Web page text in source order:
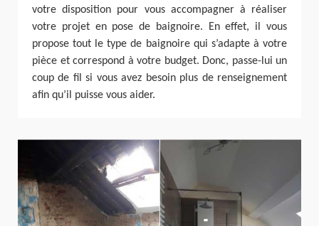
votre disposition pour vous accompagner à réaliser
votre projet en pose de baignoire. En effet, il vous
propose tout le type de baignoire qui s’adapte à votre
pièce et correspond à votre budget. Donc, passe-lui un
coup de fil si vous avez besoin plus de renseignement
afin qu’il puisse vous aider.